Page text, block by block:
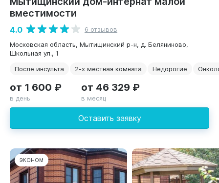
вместимости
4.0
6 отзывов
Московская область, Мытищинский р-н, д. Беляниново,
Школьная ул., 1
После инсульта
2-х местная комната Недорогие
Оставить заявку
от 1 600 ₽
в день
от 46 329 ₽
в месяц
ЭКОНОМ